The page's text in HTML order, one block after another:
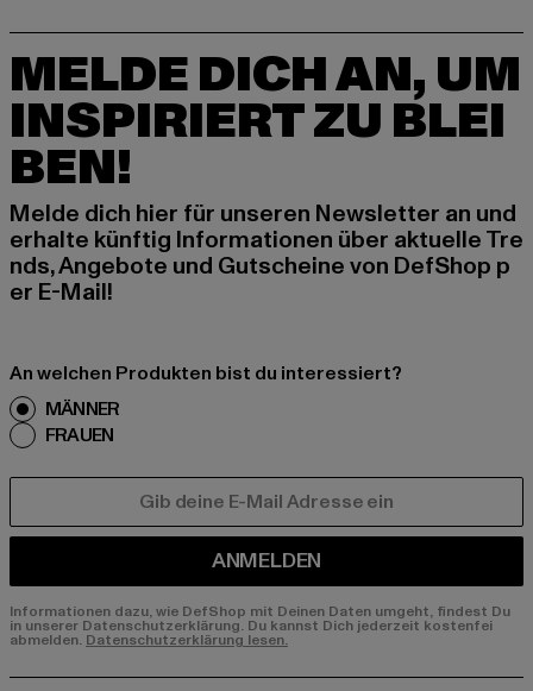
MELDE DICH AN, UM
INSPIRIERT ZU BLEI
BEN!
Melde dich hier für unseren Newsletter an und
erhalte künftig Informationen über aktuelle Tre
nds, Angebote und Gutscheine von DefShop p
er E-Mail!
An welchen Produkten bist du interessiert?
MÄNNER
FRAUEN
ANMELDEN
Informationen dazu, wie DefShop mit Deinen Daten umgeht, findest Du
in unserer Datenschutzerklärung. Du kannst Dich jederzeit kostenfei
abmelden. Datenschutzerklärung lesen.